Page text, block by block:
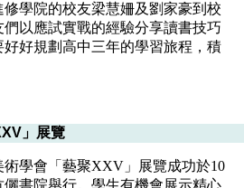
學院的校友梁慧姍及劉家豪到校
以應試實戰的經驗分享讀書技巧
好規劃高中三年的學習旅程，積
」展覽
學會「藝聚XXV」展覽成功於10
儷書院舉行。學生有機會展示精心